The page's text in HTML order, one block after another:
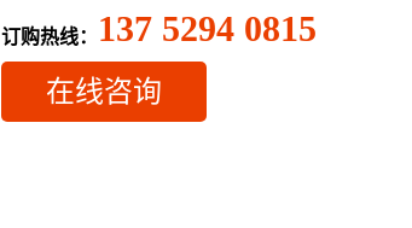
订购热线： 137 5294 0815
在线咨询